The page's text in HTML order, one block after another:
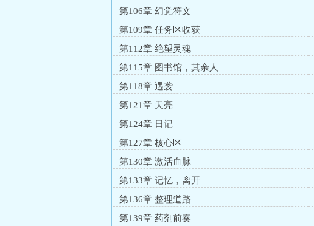
第106章 幻觉符文
第109章 任务区收获
第112章 绝望灵魂
第115章 图书馆，其余人
第118章 遇袭
第121章 天亮
第124章 日记
第127章 核心区
第130章 激活血脉
第133章 记忆，离开
第136章 整理道路
第139章 药剂前奏